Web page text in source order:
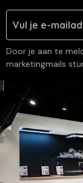
Door je aan te
marketingmails